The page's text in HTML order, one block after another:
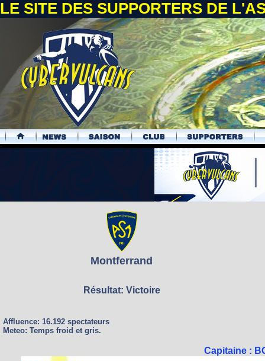
LE SITE DES SUPPORTERS DE
.
Montferrand
Résultat: Victoire
Affluence: 16.192 spectateurs
Meteo: Temps froid et gris.
Capitaine :